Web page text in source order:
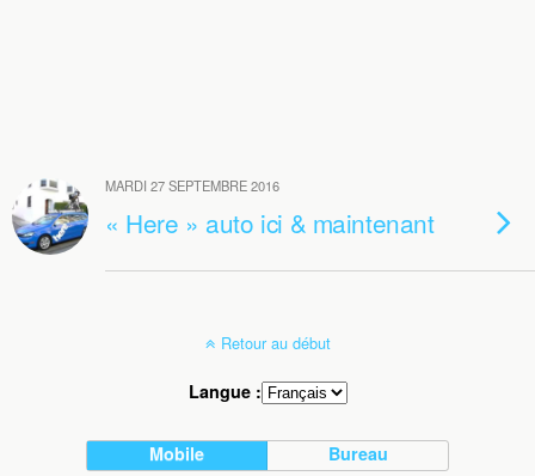
MARDI 27 SEPTEMBRE 2016
« Here » auto ici & maintenant
Retour au début
Langue :
Mobile Bureau